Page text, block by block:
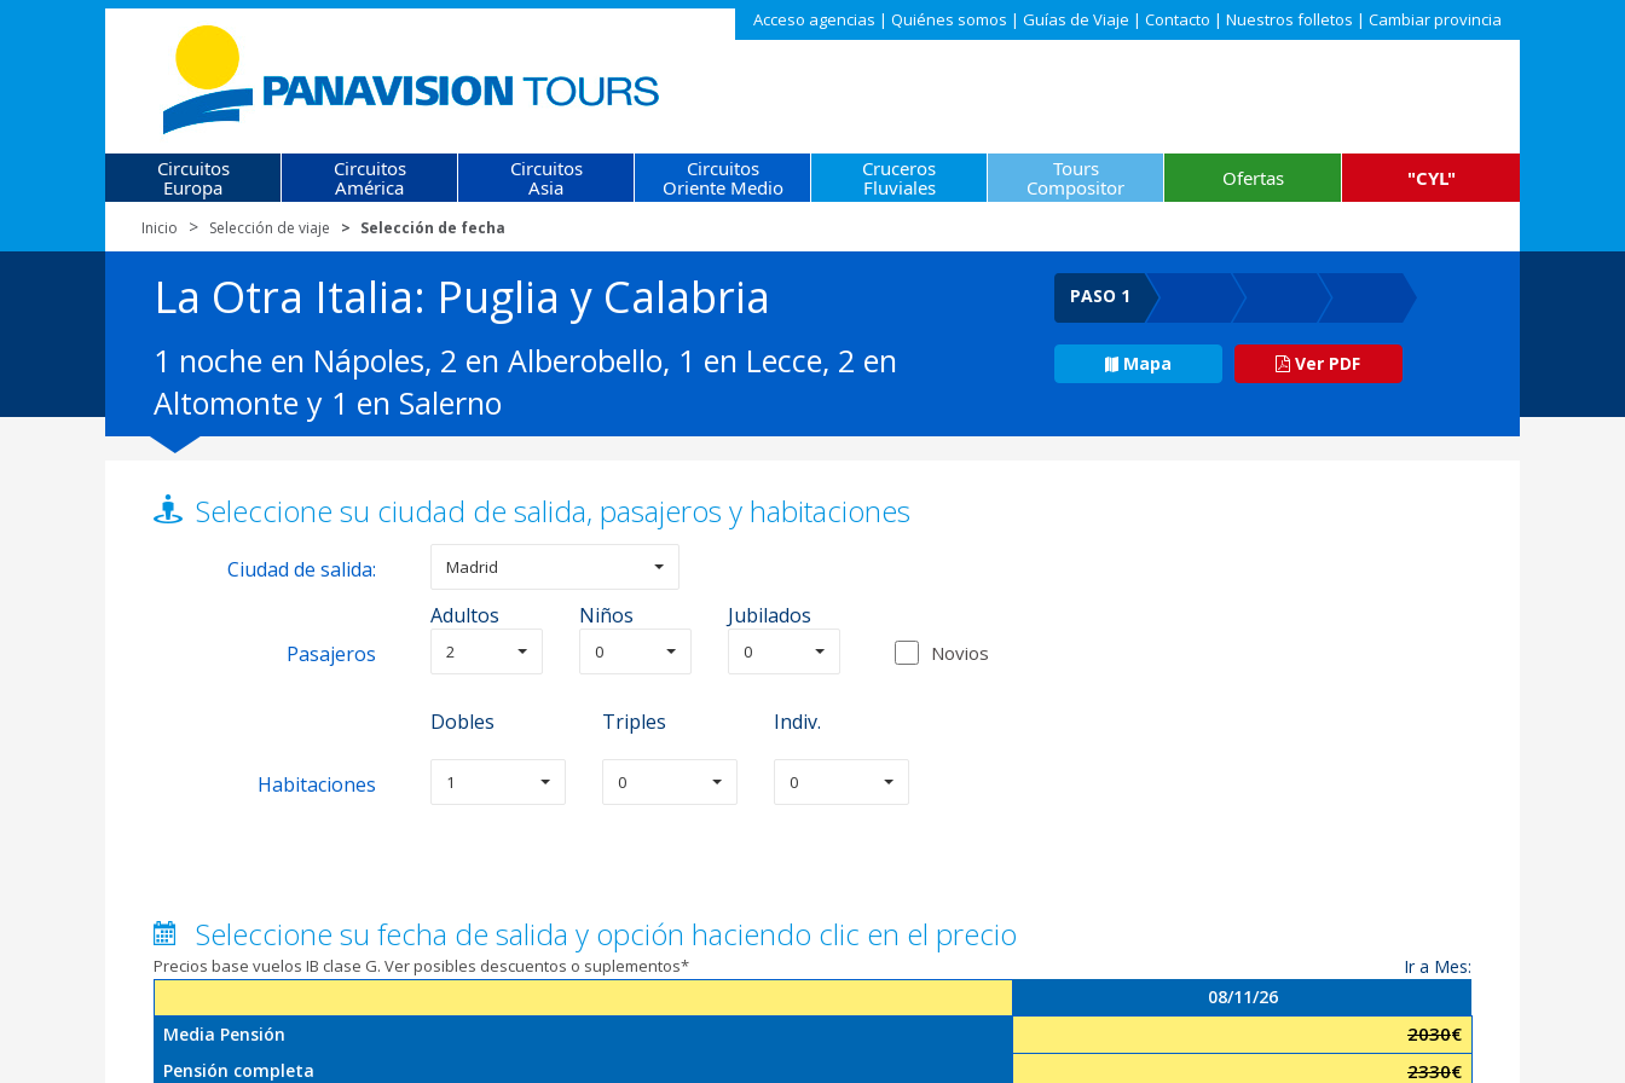
Acceso agencias | Quiénes somos | Guías de Viaje | Contacto | Nuestros folletos | Cambiar provincia
Circuitos
Europa
Circuitos
América
Circuitos
Asia
Circuitos
Oriente Medio
Cruceros
Fluviales
Tours
Compositor
Ofertas "CYL"
Inicio Selección de viaje Selección de fecha
La Otra Italia: Puglia y Calabria
1 noche en Nápoles, 2 en Alberobello, 1 en Lecce, 2 en
Altomonte y 1 en Salerno
PASO 1
Mapa Ver PDF
Seleccione su ciudad de salida, pasajeros y habitaciones
Ciudad de salida: Madrid
Adultos Niños
Jubilados
Pasajeros
2 0 0 Novios
Dobles Triples Indiv.
Habitaciones 1 0 0
Seleccione su fecha de salida y opción haciendo clic en el precio
Precios base vuelos IB clase G. Ver posibles descuentos o suplementos*
Ir a Mes:
08/11/26
Media Pensión
2030€
Pensión completa 2330€